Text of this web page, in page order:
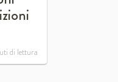
di lettura